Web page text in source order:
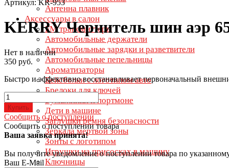
Антенна плавник
Аксессуары в салон
FM трансмиттеры
Автомобильные держатели
Автомобильные зарядки и разветвители
Автомобильные пепельницы
Ароматизаторы
Бейсболки с логотипом авто
Брелоки для ключей
Бумажники и портмоне
Дети в машине
Заглушки ремня безопасности
Зеркала мертвой зоны
Зонты с логотипом
Игрушки на присосках в машину
Ключницы
Артикул: KR-953
KERRY Чернитель шин аэр
Нет в наличии
350 руб.
Быстро и эффективно восстанавливает первоначальный
Купить
Сообщить о поступлении
Сообщить о поступлении товара
Ваша заявка принята!
Вы получите уведомление о поступлении товара по
Ваш E-Mail